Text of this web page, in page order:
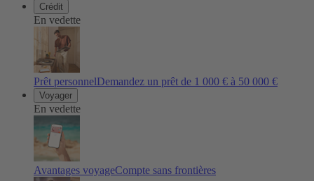
Crédit
En vedette
Prêt personnelDemandez un prêt de 1 000 € à 50 000 €
Voyager
En vedette
Avantages voyageCompte sans frontières